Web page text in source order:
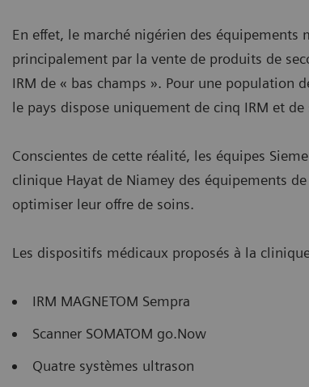
En effet, le marché nigérien des équipements
principalement par la vente de produits de
IRM de « bas champs ». Pour une population
le pays dispose uniquement de cinq IRM et
Conscientes de cette réalité, les équipes
clinique Hayat de Niamey des équipements
optimiser leur offre de soins.
Les dispositifs médicaux proposés à la
IRM MAGNETOM Sempra
Scanner SOMATOM go.Now
Quatre systèmes ultrason